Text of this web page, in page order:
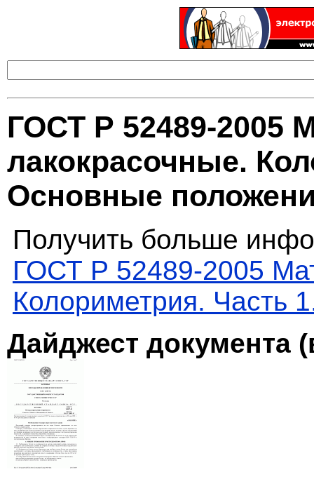
ГОСТ Р 52489-2005
лакокрасочные.
Основные
Получить больше
ГОСТ Р 52489-2005
Колориметрия. Часть
Дайджест документа